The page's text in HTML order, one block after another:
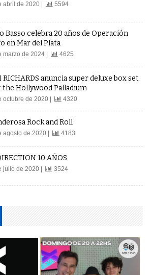
abril de 2020 | 5594
Basso celebra 20 años de Operación
en Mar del Plata
marzo de 2024 | 4625
RICHARDS anuncia super deluxe box set
the Hollywood Palladium
octubre de 2020 | 4320
Rock and Roll
agosto de 2020 | 4183
10 AÑOS
julio de 2020 | 3524